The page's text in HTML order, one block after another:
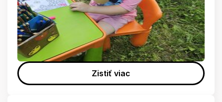
Zistiť viac